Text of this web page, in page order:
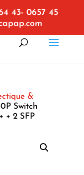
43- 0657 45
&
Switch
+ 2 SFP